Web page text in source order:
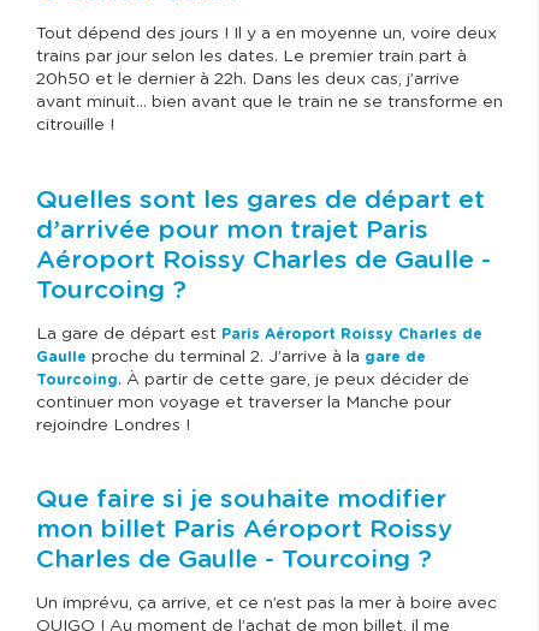
Tout dépend des jours ! Il y a en moyenne un, voire deux
trains par jour selon les dates. Le premier train part à
20h50 et le dernier à 22h. Dans les deux cas, j’arrive
avant minuit… bien avant que le train ne se transforme en
citrouille !
Quelles sont les gares de départ et
d’arrivée pour mon trajet Paris
Aéroport Roissy Charles de Gaulle -
Tourcoing ?
La gare de départ est Paris Aéroport Roissy Charles de
Gaulle proche du terminal 2. J’arrive à la gare de
Tourcoing. À partir de cette gare, je peux décider de
continuer mon voyage et traverser la Manche pour
rejoindre Londres !
Que faire si je souhaite modifier
mon billet Paris Aéroport Roissy
Charles de Gaulle - Tourcoing ?
Un imprévu, ça arrive, et ce n’est pas la mer à boire avec
OUIGO ! Au moment de l’achat de mon billet, il me